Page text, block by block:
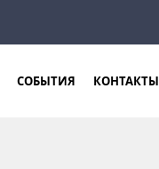
СОБЫТИЯ КОНТАКТЫ